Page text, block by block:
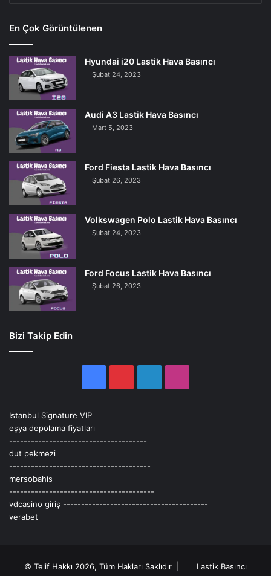
En Çok Görüntülenen
Hyundai i20 Lastik Hava Basıncı
Şubat 24, 2023
Audi A3 Lastik Hava Basıncı
Mart 5, 2023
Ford Fiesta Lastik Hava Basıncı
Şubat 26, 2023
Volkswagen Polo Lastik Hava Basıncı
Şubat 24, 2023
Ford Focus Lastik Hava Basıncı
Şubat 26, 2023
Bizi Takip Edin
Istanbul Signature VIP
eşya depolama fiyatları
--------------------------------------
dut pekmezi
---------------------------------------
mersobahis
----------------------------------------
vdcasino giriş ----------------------------------------
verabet
© Telif Hakkı 2026, Tüm Hakları Saklıdır | Lastik Basıncı